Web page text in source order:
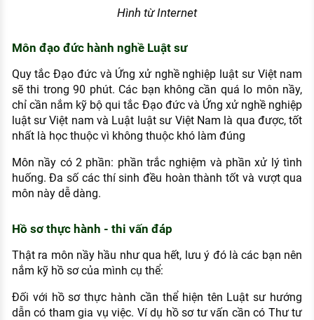
Hình từ Internet
Môn đạo đức hành nghề Luật sư
Quy tắc Đạo đức và Ứng xử nghề nghiệp luật sư Việt nam
sẽ thi trong 90 phút. Các bạn không cần quá lo môn nầy,
chỉ cần nắm kỹ bộ qui tắc Đạo đức và Ứng xử nghề nghiệp
luật sư Việt nam và Luật luật sư Việt Nam là qua được, tốt
nhất là học thuộc vì không thuộc khó làm đúng
Môn nầy có 2 phần: phần trắc nghiệm và phần xử lý tình
huống. Đa số các thí sinh đều hoàn thành tốt và vượt qua
môn này dễ dàng.
Hồ sơ thực hành - thi vấn đáp
Thật ra môn nầy hầu như qua hết, lưu ý đó là các bạn nên
nắm kỹ hồ sơ của mình cụ thể:
Đối với hồ sơ thực hành cần thể hiện tên Luật sư hướng
dẫn có tham gia vụ việc. Ví dụ hồ sơ tư vấn cần có Thư tư